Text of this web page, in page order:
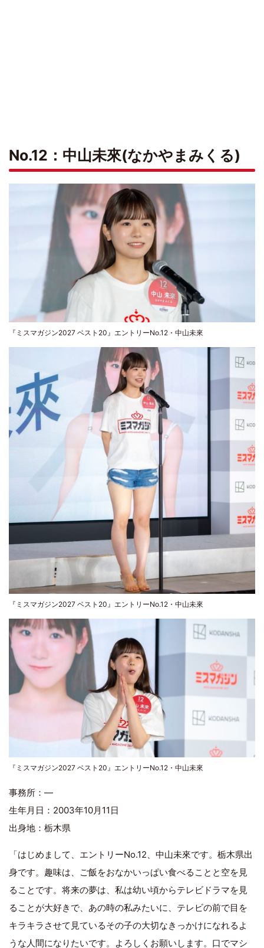
No.12：中山未來(なかやまみくる)
『ミスマガジン2027 ベスト20』エントリーNo.12・中山未來
『ミスマガジン2027 ベスト20』エントリーNo.12・中山未來
『ミスマガジン2027 ベスト20』エントリーNo.12・中山未來
事務所：―
生年月日：2003年10月11日
出身地：栃木県
「はじめまして、エントリーNo.12、中山未來です。栃木県出
身です。趣味は、ご飯をおなかいっぱい食べることと空を見
ることです。将来の夢は、私は幼い頃からテレビドラマを見
ることが大好きで、あの時の私みたいに、テレビの前で目を
キラキラさせて見ているその子の大切なきっかけになれるよ
うな人間になりたいです。よろしくお願いします。口でマシ